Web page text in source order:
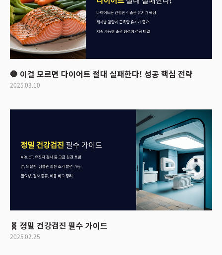
🛑 이걸 모르면 다이어트 절대 실패한다! 성공 핵심 전략
2025.03.10
🧬 정밀 건강검진 필수 가이드
2025.02.25